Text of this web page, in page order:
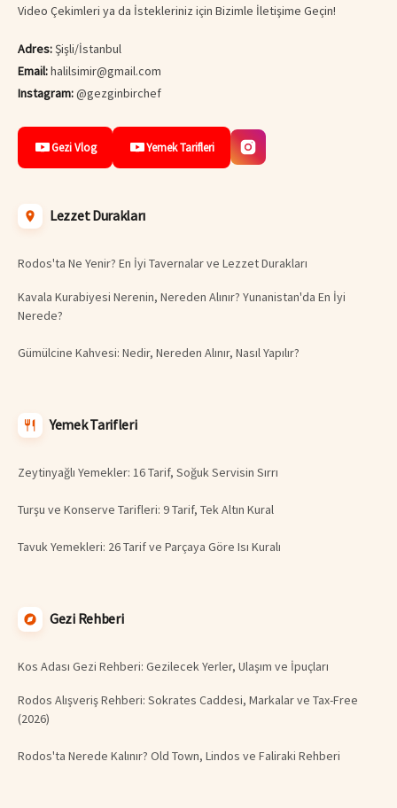
Video Çekimleri ya da İstekleriniz için Bizimle İletişime Geçin!
Adres:Şişli/İstanbul
Email:halilsimir@gmail.com
Instagram:@gezginbirchef
Gezi Vlog Yemek Tarifleri
Lezzet Durakları
Rodos'ta Ne Yenir? En İyi Tavernalar ve Lezzet Durakları
Kavala Kurabiyesi Nerenin, Nereden Alınır? Yunanistan'da En İyi
Nerede?
Gümülcine Kahvesi: Nedir, Nereden Alınır, Nasıl Yapılır?
Yemek Tarifleri
Zeytinyağlı Yemekler: 16 Tarif, Soğuk Servisin Sırrı
Turşu ve Konserve Tarifleri: 9 Tarif, Tek Altın Kural
Tavuk Yemekleri: 26 Tarif ve Parçaya Göre Isı Kuralı
Gezi Rehberi
Kos Adası Gezi Rehberi: Gezilecek Yerler, Ulaşım ve İpuçları
Rodos Alışveriş Rehberi: Sokrates Caddesi, Markalar ve Tax-Free
(2026)
Rodos'ta Nerede Kalınır? Old Town, Lindos ve Faliraki Rehberi